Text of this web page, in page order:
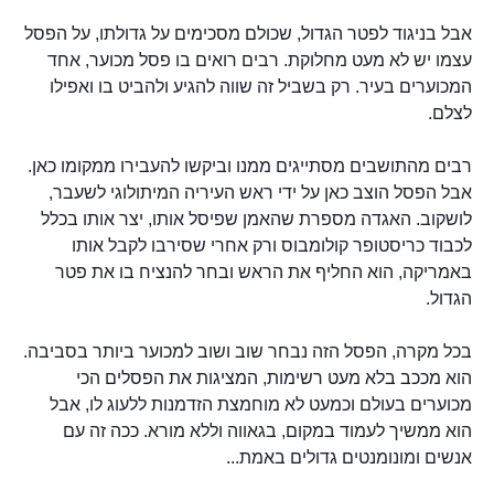
אבל בניגוד לפטר הגדול, שכולם מסכימים על גדולתו, על הפסל
עצמו יש לא מעט מחלוקת. רבים רואים בו פסל מכוער, אחד
המכוערים בעיר. רק בשביל זה שווה להגיע ולהביט בו ואפילו
לצלם.
רבים מהתושבים מסתייגים ממנו וביקשו להעבירו ממקומו כאן.
אבל הפסל הוצב כאן על ידי ראש העיריה המיתולוגי לשעבר,
לושקוב. האגדה מספרת שהאמן שפיסל אותו, יצר אותו בכלל
לכבוד כריסטופר קולומבוס ורק אחרי שסירבו לקבל אותו
באמריקה, הוא החליף את הראש ובחר להנציח בו את פטר
הגדול.
בכל מקרה, הפסל הזה נבחר שוב ושוב למכוער ביותר בסביבה.
הוא מככב בלא מעט רשימות, המציגות את הפסלים הכי
מכוערים בעולם וכמעט לא מוחמצת הזדמנות ללעוג לו, אבל
הוא ממשיך לעמוד במקום, בגאווה וללא מורא. ככה זה עם
אנשים ומונומנטים גדולים באמת...